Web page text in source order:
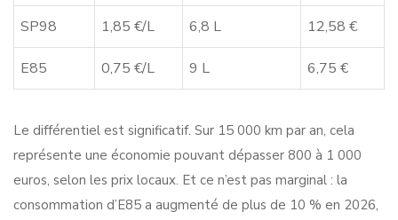
SP98 1,85 €/L 6,8 L 12,58 €
E85 0,75 €/L 9 L 6,75 €
Le différentiel est significatif. Sur 15 000 km par an, cela
représente une économie pouvant dépasser 800 à 1 000
euros, selon les prix locaux. Et ce n’est pas marginal : la
consommation d’E85 a augmenté de plus de 10 % en 2026,